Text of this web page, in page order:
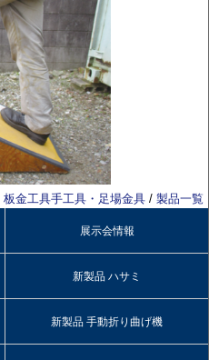
板金工具手工具・足場金具 / 製品一覧
展示会情報
新製品 ハサミ
新製品 手動折り曲げ機